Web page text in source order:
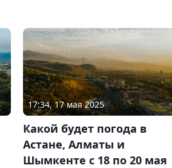
17:34, 17 мая 2025
Какой будет погода в
Астане, Алматы и
Шымкенте с 18 по 20 мая